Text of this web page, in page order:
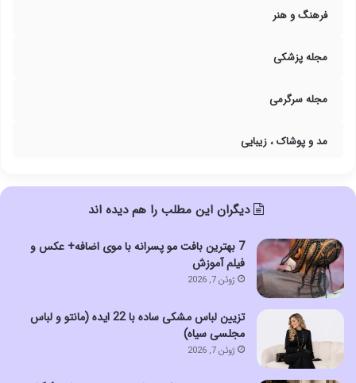
فرهنگ و هنر
مجله پزشکی
مجله سرگرمی
مد و پوشاک ، زیبایی
دیگران این مطلب را هم دیده اند
7 بهترین بافت مو پسرانه با موی اضافه+ عکس و
فیلم آموزش
ژوئن 7, 2026
تزیین لباس مشکی ساده با 22 ایده (مانتو و لباس
مجلسی سیاه)
ژوئن 7, 2026